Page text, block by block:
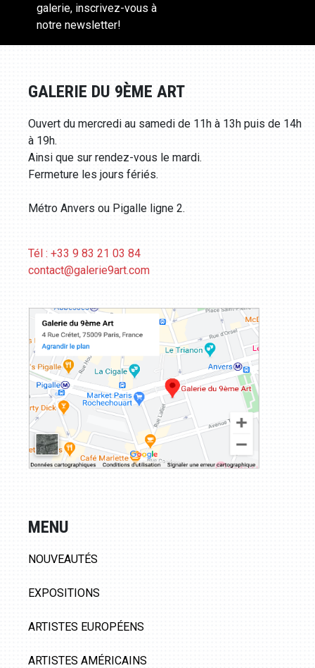
galerie, inscrivez-vous à
notre newsletter!
GALERIE DU 9ÈME ART
Ouvert du mercredi au samedi de 11h à 13h puis de 14h
à 19h.
Ainsi que sur rendez-vous le mardi.
Fermeture les jours fériés.
Métro Anvers ou Pigalle ligne 2.
Tél : +33 9 83 21 03 84
contact@galerie9art.com
MENU
NOUVEAUTÉS
EXPOSITIONS
ARTISTES EUROPÉENS
ARTISTES AMÉRICAINS